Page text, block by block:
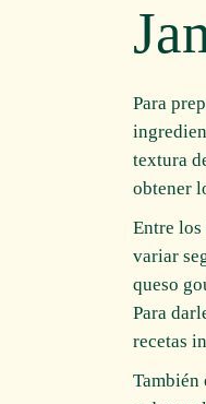
Para
textura
obtener
Entre los
variar
queso
Para
recetas
También